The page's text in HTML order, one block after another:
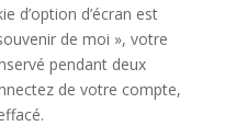
d’option d’écran est
de moi », votre
pendant deux
de votre compte,